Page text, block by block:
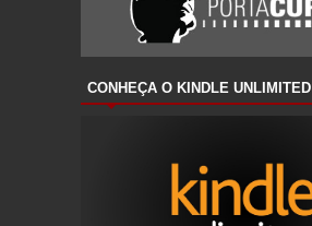
CONHEÇA O KINDLE UNLIMITED